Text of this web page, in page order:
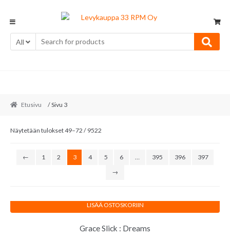
navigation
content
All
Etusivu / Sivu 3
Näytetään tulokset 49–72 / 9522Sorted
←
1 2 3 4 5 6 395 396
397
→
Grace Slick : Dreams
LISÄÄ OSTOSKORIIN